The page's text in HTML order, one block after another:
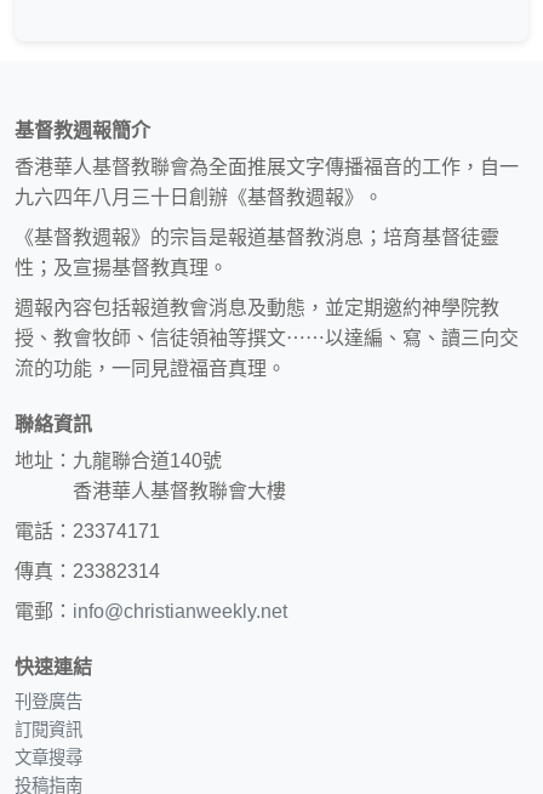
基督教週報簡介
香港華人基督教聯會為全面推展文字傳播福音的工作，自一
九六四年八月三十日創辦《基督教週報》。
《基督教週報》的宗旨是報道基督教消息；培育基督徒靈
性；及宣揚基督教真理。
週報內容包括報道教會消息及動態，並定期邀約神學院教
授、教會牧師、信徒領袖等撰文⋯⋯以達編、寫、讀三向交
流的功能，一同見證福音真理。
聯絡資訊
地址：九龍聯合道140號
香港華人基督教聯會大樓
電話：23374171
傳真：23382314
電郵： info@christianweekly.net
快速連結
刊登廣告
訂閱資訊
文章搜尋
投稿指南